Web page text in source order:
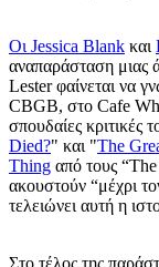
Οι Jessica Blank και
αναπαράσταση μιας
Lester φαίνεται να
CBGB, στο Cafe
σπουδαίες κριτικές
Died?" και "The
Thing από τους
ακουστούν “μέχρι
τελειώνει αυτή η